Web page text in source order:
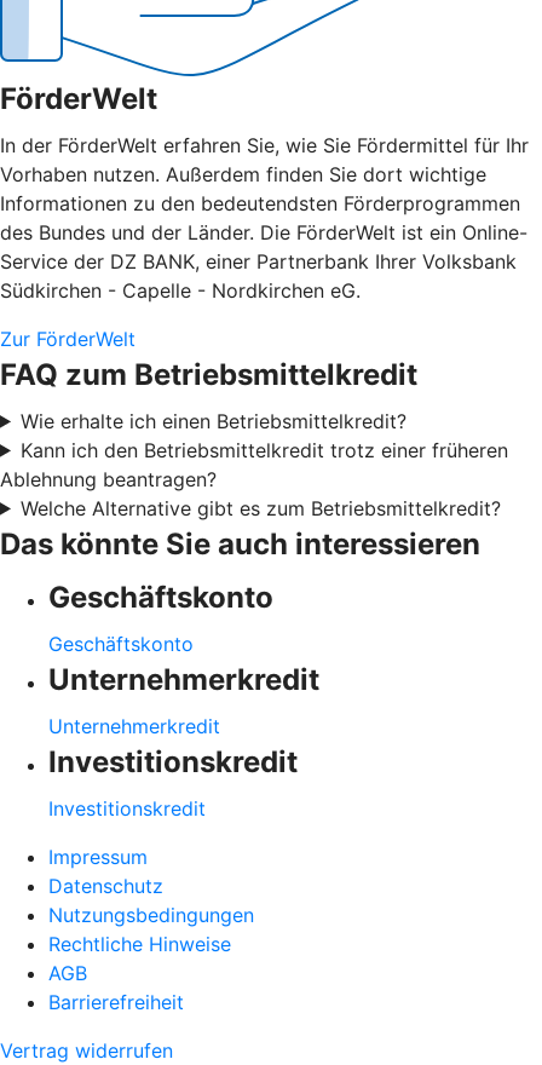
FörderWelt
In der FörderWelt erfahren Sie, wie Sie Fördermittel für Ihr
Vorhaben nutzen. Außerdem finden Sie dort wichtige
Informationen zu den bedeutendsten Förderprogrammen
des Bundes und der Länder. Die FörderWelt ist ein Online-
Service der DZ BANK, einer Partnerbank Ihrer Volksbank
Südkirchen - Capelle - Nordkirchen eG.
Zur FörderWelt
FAQ zum Betriebsmittelkredit
Wie erhalte ich einen Betriebsmittelkredit?
Kann ich den Betriebsmittelkredit trotz einer früheren
Ablehnung beantragen?
Welche Alternative gibt es zum Betriebsmittelkredit?
Das könnte Sie auch interessieren
Geschäftskonto
Geschäftskonto
Unternehmerkredit
Unternehmerkredit
Investitionskredit
Investitionskredit
Impressum
Datenschutz
Nutzungsbedingungen
Rechtliche Hinweise
AGB
Barrierefreiheit
Vertrag widerrufen